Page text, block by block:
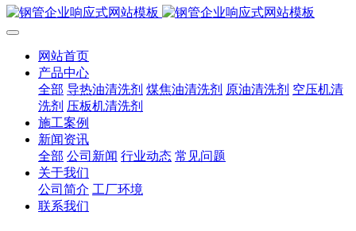
网站首页
产品中心
全部 导热油清洗剂 煤焦油清洗剂 原油清洗剂 空压机清
洗剂 压板机清洗剂
施工案例
新闻资讯
全部 公司新闻 行业动态 常见问题
关于我们
公司简介 工厂环境
联系我们